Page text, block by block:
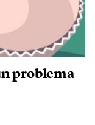
problema